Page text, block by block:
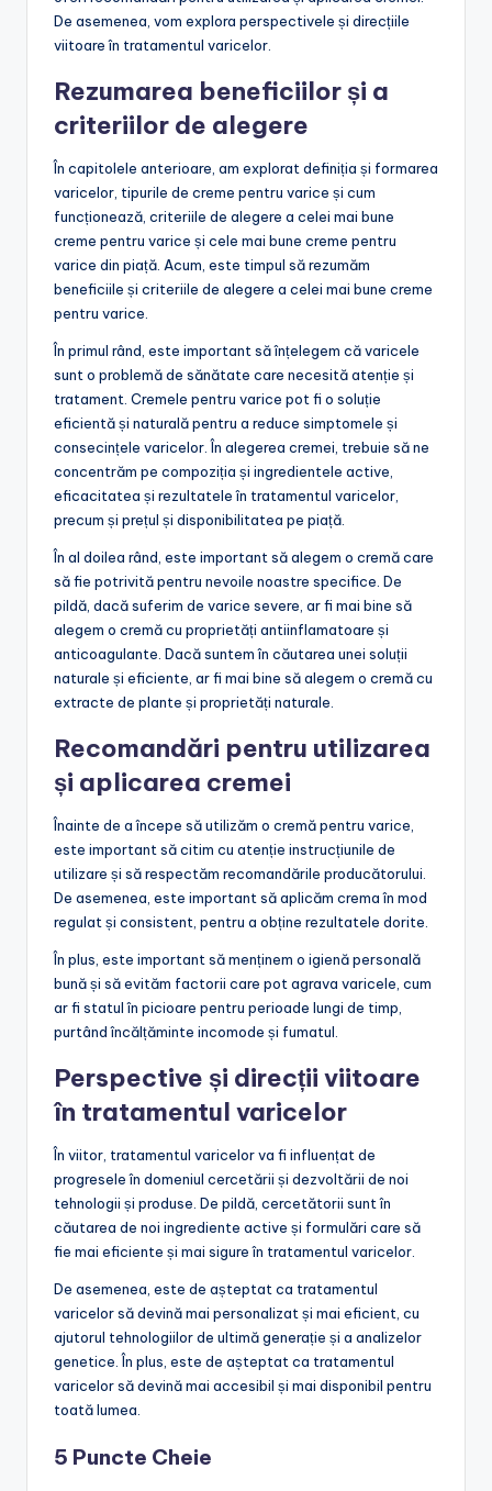
De asemenea, vom explora perspectivele și direcțiile
viitoare în tratamentul varicelor.
Rezumarea beneficiilor și a
criteriilor de alegere
În capitolele anterioare, am explorat definiția și formarea
varicelor, tipurile de creme pentru varice și cum
funcționează, criteriile de alegere a celei mai bune
creme pentru varice și cele mai bune creme pentru
varice din piață. Acum, este timpul să rezumăm
beneficiile și criteriile de alegere a celei mai bune creme
pentru varice.
În primul rând, este important să înțelegem că varicele
sunt o problemă de sănătate care necesită atenție și
tratament. Cremele pentru varice pot fi o soluție
eficientă și naturală pentru a reduce simptomele și
consecințele varicelor. În alegerea cremei, trebuie să ne
concentrăm pe compoziția și ingredientele active,
eficacitatea și rezultatele în tratamentul varicelor,
precum și prețul și disponibilitatea pe piață.
În al doilea rând, este important să alegem o cremă care
să fie potrivită pentru nevoile noastre specifice. De
pildă, dacă suferim de varice severe, ar fi mai bine să
alegem o cremă cu proprietăți antiinflamatoare și
anticoagulante. Dacă suntem în căutarea unei soluții
naturale și eficiente, ar fi mai bine să alegem o cremă cu
extracte de plante și proprietăți naturale.
Recomandări pentru utilizarea
și aplicarea cremei
Înainte de a începe să utilizăm o cremă pentru varice,
este important să citim cu atenție instrucțiunile de
utilizare și să respectăm recomandările producătorului.
De asemenea, este important să aplicăm crema în mod
regulat și consistent, pentru a obține rezultatele dorite.
În plus, este important să menținem o igienă personală
bună și să evităm factorii care pot agrava varicele, cum
ar fi statul în picioare pentru perioade lungi de timp,
purtând încălțăminte incomode și fumatul.
Perspective și direcții viitoare
în tratamentul varicelor
În viitor, tratamentul varicelor va fi influențat de
progresele în domeniul cercetării și dezvoltării de noi
tehnologii și produse. De pildă, cercetătorii sunt în
căutarea de noi ingrediente active și formulări care să
fie mai eficiente și mai sigure în tratamentul varicelor.
De asemenea, este de așteptat ca tratamentul
varicelor să devină mai personalizat și mai eficient, cu
ajutorul tehnologiilor de ultimă generație și a analizelor
genetice. În plus, este de așteptat ca tratamentul
varicelor să devină mai accesibil și mai disponibil pentru
toată lumea.
5 Puncte Cheie